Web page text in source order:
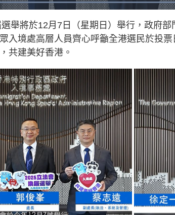
L
o
e
d
7
舉將於12月7日（星期日）舉行，政府
入境處高層人員齊心呼籲全港選民於投
共建美好香港。